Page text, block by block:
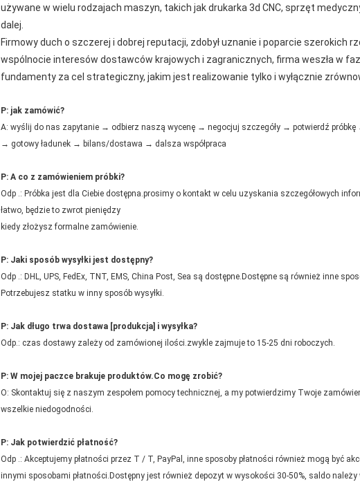
używane w wielu rodzajach maszyn, takich jak drukarka 3d CNC, sprzęt
dalej.
Firmowy duch o szczerej i dobrej reputacji, zdobył uznanie i poparcie szerokich
wspólnocie interesów dostawców krajowych i zagranicznych, firma weszła w
fundamenty za cel strategiczny, jakim jest realizowanie tylko i wyłącznie
P: jak zamówić?
A: wyślij do nas zapytanie → odbierz naszą wycenę → negocjuj szczegóły → potwierdź
→ gotowy ładunek → bilans/dostawa → dalsza współpraca
P: A co z zamówieniem próbki?
Odp .: Próbka jest dla Ciebie dostępna.prosimy o kontakt w celu uzyskania szczegółowych
łatwo, będzie to zwrot pieniędzy
kiedy złożysz formalne zamówienie.
P: Jaki sposób wysyłki jest dostępny?
Odp .: DHL, UPS, FedEx, TNT, EMS, China Post, Sea są dostępne.Dostępne są również inne
Potrzebujesz statku w inny sposób wysyłki.
P: Jak długo trwa dostawa [produkcja] i wysyłka?
Odp.: czas dostawy zależy od zamówionej ilości.zwykle zajmuje to 15-25 dni roboczych.
P: W mojej paczce brakuje produktów.Co mogę zrobić?
O: Skontaktuj się z naszym zespołem pomocy technicznej, a my potwierdzimy Twoje
wszelkie niedogodności.
P: Jak potwierdzić płatność?
Odp .: Akceptujemy płatności przez T / T, PayPal, inne sposoby płatności również mogą być
innymi sposobami płatności.Dostępny jest również depozyt w wysokości 30-50%, saldo należy